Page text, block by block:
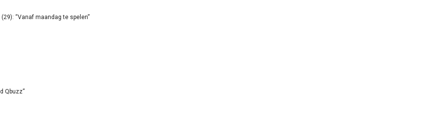
“Vanaf maandag te spelen”
Qbuzz”